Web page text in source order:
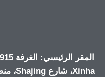
Xinha، شارع Shajing، منطقة Bao'an، مدينة Shenzhen.